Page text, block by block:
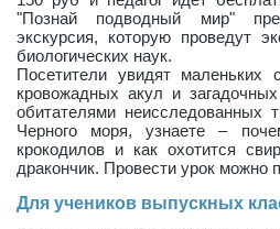
"Познай подводный мир"
экскурсия, которую проведут
биологических наук.
Посетители увидят маленьких
кровожадных акул и
обитателями неисследованных
Черного моря, узнаете –
крокодилов и как охотится
дракончик. Провести урок можно
Для учеников выпускных